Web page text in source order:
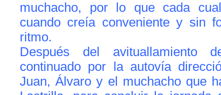
muchacho, por lo que cada
cuando creía conveniente y sin
ritmo.
Después del avituallamiento
continuado por la autovía
Juan, Álvaro y el muchacho que